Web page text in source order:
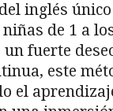
inglés
de 1 a
un fuerte
este
el